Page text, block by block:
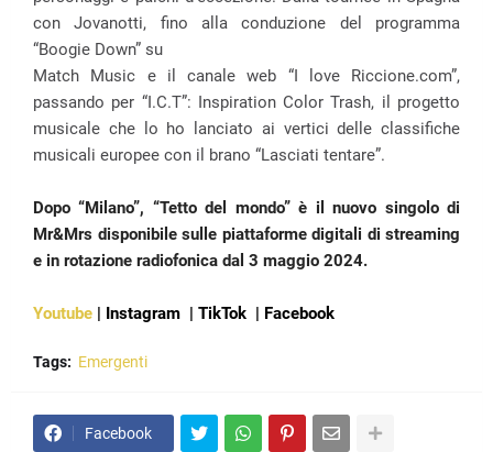
con Jovanotti, fino alla conduzione del programma
“Boogie Down” su
Match Music e il canale web “I love Riccione.com”,
passando per “I.C.T”: Inspiration Color Trash, il progetto
musicale che lo ho lanciato ai vertici delle classifiche
musicali europee con il brano “Lasciati tentare”.
Dopo “Milano”, “Tetto del mondo” è il nuovo singolo di
Mr&Mrs disponibile sulle piattaforme digitali di streaming
e in rotazione radiofonica dal 3 maggio 2024.
Youtube | Instagram | TikTok | Facebook
Tags: Emergenti
Facebook